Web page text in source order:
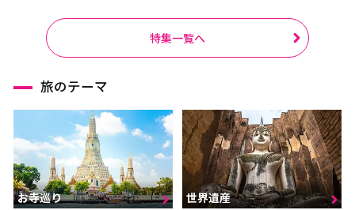
特集一覧へ
旅のテーマ
お寺巡り 世界遺産